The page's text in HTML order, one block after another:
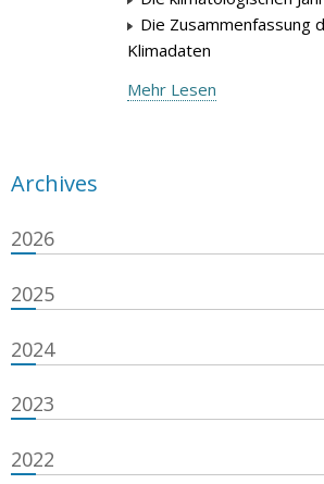
Die Zusammenfassung
Klimadaten
Mehr Lesen
Archives
2026
2025
2024
2023
2022